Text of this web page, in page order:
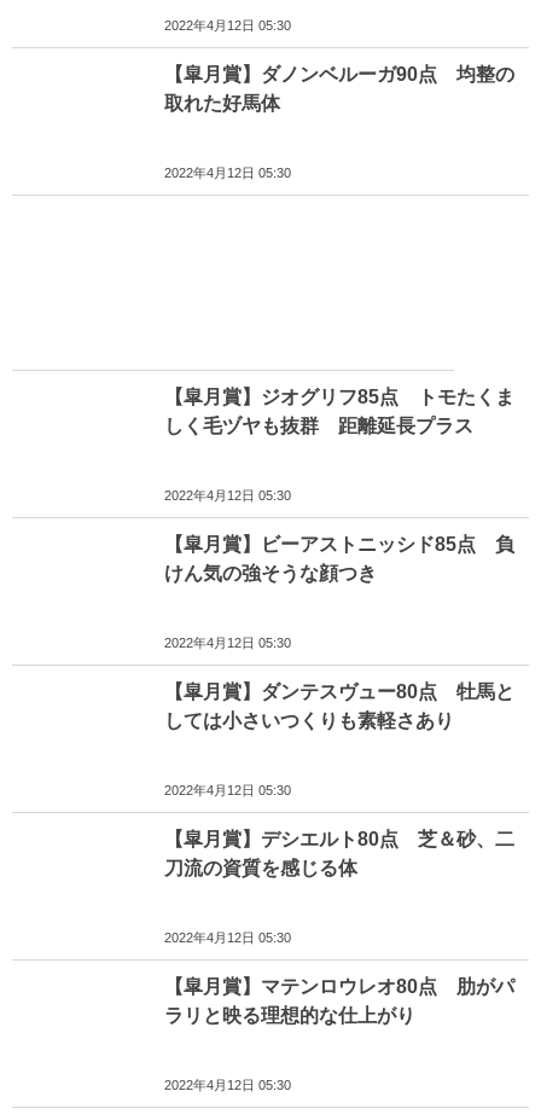
2022年4月12日 05:30
【皐月賞】ダノンベルーガ90点 均整の
取れた好馬体
2022年4月12日 05:30
【皐月賞】ジオグリフ85点 トモたくま
しく毛ヅヤも抜群 距離延長プラス
2022年4月12日 05:30
【皐月賞】ビーアストニッシド85点 負
けん気の強そうな顔つき
2022年4月12日 05:30
【皐月賞】ダンテスヴュー80点 牡馬と
しては小さいつくりも素軽さあり
2022年4月12日 05:30
【皐月賞】デシエルト80点 芝＆砂、二
刀流の資質を感じる体
2022年4月12日 05:30
【皐月賞】マテンロウレオ80点 肋がパ
ラリと映る理想的な仕上がり
2022年4月12日 05:30